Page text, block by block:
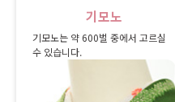
기모노
기모노는 약 600벌 중에서 고르실
수 있습니다.